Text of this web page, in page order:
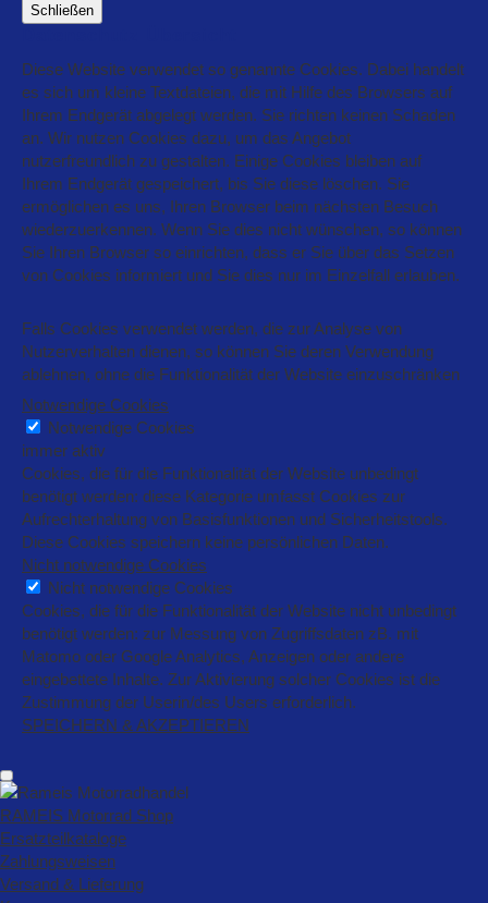
Schließen
Diese Website verwendet so genannte Cookies. Dabei handelt
es sich um kleine Textdateien, die mit Hilfe des Browsers auf
Ihrem Endgerät abgelegt werden. Sie richten keinen Schaden
an. Wir nutzen Cookies dazu, um das Angebot
nutzerfreundlich zu gestalten. Einige Cookies bleiben auf
Ihrem Endgerät gespeichert, bis Sie diese löschen. Sie
ermöglichen es uns, Ihren Browser beim nächsten Besuch
wiederzuerkennen. Wenn Sie dies nicht wünschen, so können
Sie Ihren Browser so einrichten, dass er Sie über das Setzen
von Cookies informiert und Sie dies nur im Einzelfall erlauben.
Falls Cookies verwendet werden, die zur Analyse von
Nutzerverhalten dienen, so können Sie deren Verwendung
ablehnen, ohne die Funktionalität der Website einzuschränken
Notwendige Cookies
Notwendige Cookies
immer aktiv
Cookies, die für die Funktionalität der Website unbedingt
benötigt werden: diese Kategorie umfasst Cookies zur
Aufrechterhaltung von Basisfunktionen und Sicherheitstools.
Diese Cookies speichern keine persönlichen Daten.
Nicht notwendige Cookies
Nicht notwendige Cookies
Cookies, die für die Funktionalität der Website nicht unbedingt
benötigt werden: zur Messung von Zugriffsdaten zB. mit
Matomo oder Google Analytics, Anzeigen oder andere
eingebettete Inhalte. Zur Aktivierung solcher Cookies ist die
Zustimmung der Userin/des Users erforderlich.
SPEICHERN & AKZEPTIEREN
RAMEIS Motorrad Shop
Ersatzteilkataloge
Zahlungsweisen
Versand & Lieferung